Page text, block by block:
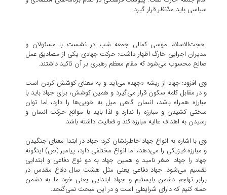
سیاسی باید مدّنظر قرار گیرد.
حجت‌الاسلام موسی کمالی جمعه شب در نشست با مسئولان و
مدیران اجرایی خارگ اظهار داشت: حرکت جهادی یکی از مصادیق عمل
صالح محسوب می‌شود که مقام معظم رهبری بر آن تاکید داشتند.
وی افزود: جهاد از ریشه «جهد» می‌آید و به معنای کوشش کردن است
و در مقابل کلمه سکون قرار می‌گیرد و همین کوشش، برای جهاد باید با
مبارزه همراه باشد، انسان گاهی میل به خوبی‌ها را دارد، اما توان
سختی کشیدن و مبارزه را ندارد و لذا باید با موانع حرکت انسان و
رسیدن به اهداف عالیه مبارزه کند و فعالیت داشته باشد.
وی با اشاره به انواع جهاد خاطرنشان کرد: جهاد در ابتدا معنای جنگیدن
و مبارزه فیزیکی را می‌دهد، اما انواع مختلفی دارد، پیامبر (ص) اینگونه
جهاد را جهاد اصغر نامید و همین جهاد به دو نوع دفاعی و ابتدایی
تقسیم می‌شود. جهاد دفاعی یعنی مثل هشت سال دفاع مقدس در
برابر تهاجم دشمن بایستیم و جهاد ابتدایی یعنی خود ما به دشمن
حمله کنیم که دارای شرایطی است و در این مبحث نمی‌گنجد.